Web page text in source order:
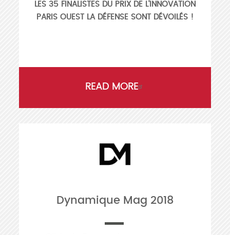
LES 35 FINALISTES DU PRIX DE L’INNOVATION
PARIS OUEST LA DÉFENSE SONT DÉVOILÉS !
READ MORE
Dynamique Mag 2018